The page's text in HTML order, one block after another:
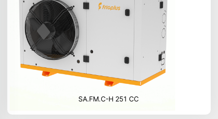
SA.FM.C-H 251 CC